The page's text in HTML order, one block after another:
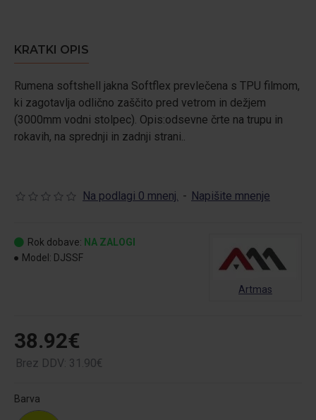
KRATKI OPIS
Rumena softshell jakna Softflex prevlečena s TPU filmom,
ki zagotavlja odlično zaščito pred vetrom in dežjem
(3000mm vodni stolpec). Opis:odsevne črte na trupu in
rokavih, na sprednji in zadnji strani..
Na podlagi 0 mnenj. - Napišite mnenje
38.92€
Brez DDV: 31.90€
Rok dobave: NA ZALOGI
Model: DJSSF
Artmas
Barva